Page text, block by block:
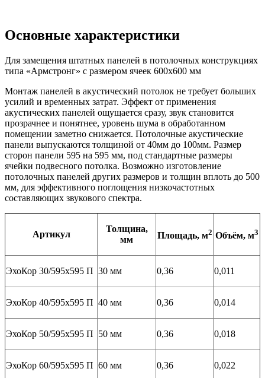
Основные характеристики
Для замещения штатных панелей в потолочных конструкциях
типа «Армстронг» с размером ячеек 600х600 мм
Монтаж панелей в акустический потолок не требует больших
усилий и временных затрат. Эффект от применения
акустических панелей ощущается сразу, звук становится
прозрачнее и понятнее, уровень шума в обработанном
помещении заметно снижается. Потолочные акустические
панели выпускаются толщиной от 40мм до 100мм. Размер
сторон панели 595 на 595 мм, под стандартные размеры
ячейки подвесного потолка. Возможно изготовление
потолочных панелей других размеров и толщин вплоть до 500
мм, для эффективного поглощения низкочастотных
составляющих звукового спектра.
Артикул
Толщина,
мм
Площадь, м2 Объём, м3
ЭхоКор 30/595х595 П 30 мм 0,36 0,011
ЭхоКор 40/595х595 П 40 мм 0,36 0,014
ЭхоКор 50/595х595 П 50 мм 0,36 0,018
ЭхоКор 60/595х595 П 60 мм 0,36 0,022